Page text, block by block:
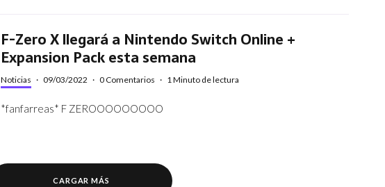
F-Zero X llegará a Nintendo Switch Online +
Expansion Pack esta semana
Noticias · 09/03/2022 · 0 Comentarios · 1 Minuto de lectura
*fanfarreas* F ZEROOOOOOOOO
CARGAR MÁS